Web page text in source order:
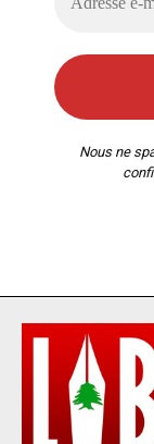
Nous ne